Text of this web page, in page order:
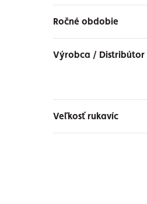
Ročné obdobie
Výrobca / Distribútor
Veľkosť rukavíc